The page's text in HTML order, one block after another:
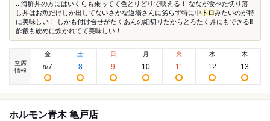
...海鮮丼の方にはいくらも乗ってて色とりどりで映える！ ななが食べた切り落
し丼はお魚だけしか出してないさかな道場さんに劣らず特に中 トロみたいのが特
に美味しい！ しかも付け合せがたくあんの細切りだからとろたく丼にもできる‼️
酢飯も硬めに炊かれてて美味しい！...
空席
情報
金
8/7
土
8
日
9
月
10
火
11
水
12
木
13
ホルモン青木 亀戸店